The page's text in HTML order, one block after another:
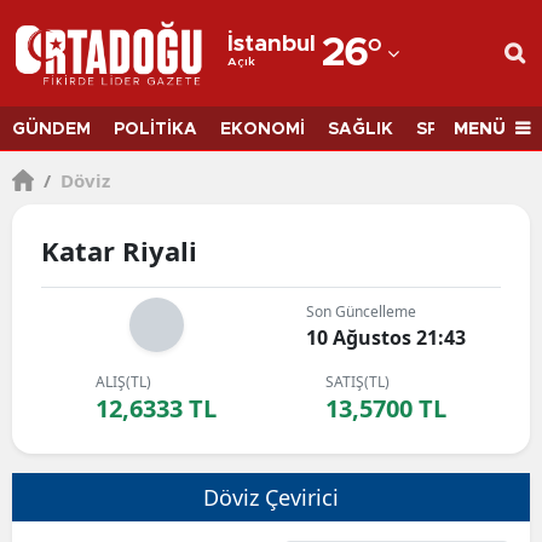
İstanbul
Açık 26°
Adana
Adıyaman
Ankara
Aydın
Balıkesir
GÜNDEM POLİTİKA EKONOMİ SAĞLIK SPORMENÜ
/ Döviz
Katar Riyali
Son Güncelleme
10 Ağustos 21:43
ALIŞ(TL)
12,6333 TL
SATIŞ(TL)
13,5700 TL
Döviz Çevirici